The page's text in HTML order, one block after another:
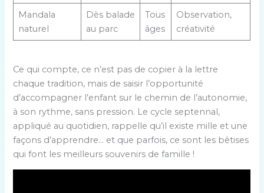
Mandala
naturel
Dès balade
au parc
Tous
âges
Observation,
créativité
Ce qui compte, ce n’est pas de copier à la lettre
chaque tradition, mais de saisir l’opportunité
d’accompagner l’enfant sur le chemin de l’autonomie,
à son rythme, sans pression. Le cycle septennal,
appliqué au quotidien, rappelle qu’il existe mille et une
façons d’apprendre… et que parfois, ce sont les bêtises
qui font les meilleurs souvenirs de famille !